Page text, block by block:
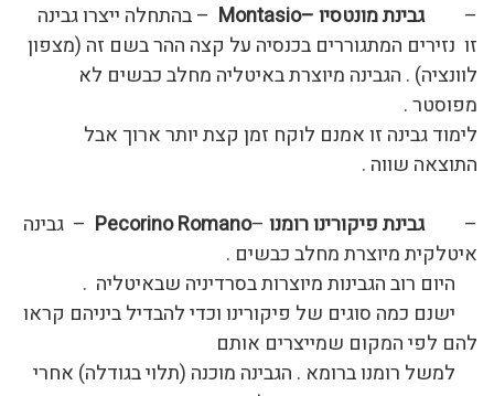
–גבינת מונטסיו –Montasio – בהתחלה ייצרו גבינה
זו נזירים המתגוררים בכנסיה על קצה ההר בשם זה (מצפון
לוונציה) . הגבינה מיוצרת באיטליה מחלב כבשים לא
מפוסטר .
לימוד גבינה זו אמנם לוקח זמן קצת יותר ארוך אבל
התוצאה שווה .
–גבינת פיקורינורומנו –
Pecorino Romano – גבינה
איטלקית מיוצרת מחלב כבשים .
היום רוב הגבינות מיוצרות בסרדיניה שבאיטליה .
ישנם כמה סוגים של פיקורינו וכדי להבדיל ביניהם קראו
להם לפי המקום שמייצרים אותם
למשל רומנו ברומא . הגבינה מוכנה (תלוי בגודלה) אחרי